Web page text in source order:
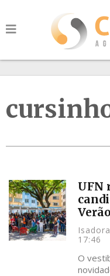
UFN
17:46
O